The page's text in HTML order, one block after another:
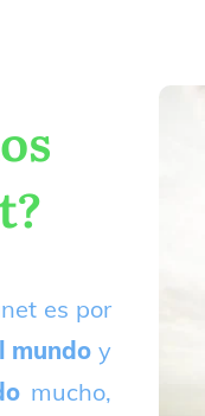
es por
mundo y
mucho,